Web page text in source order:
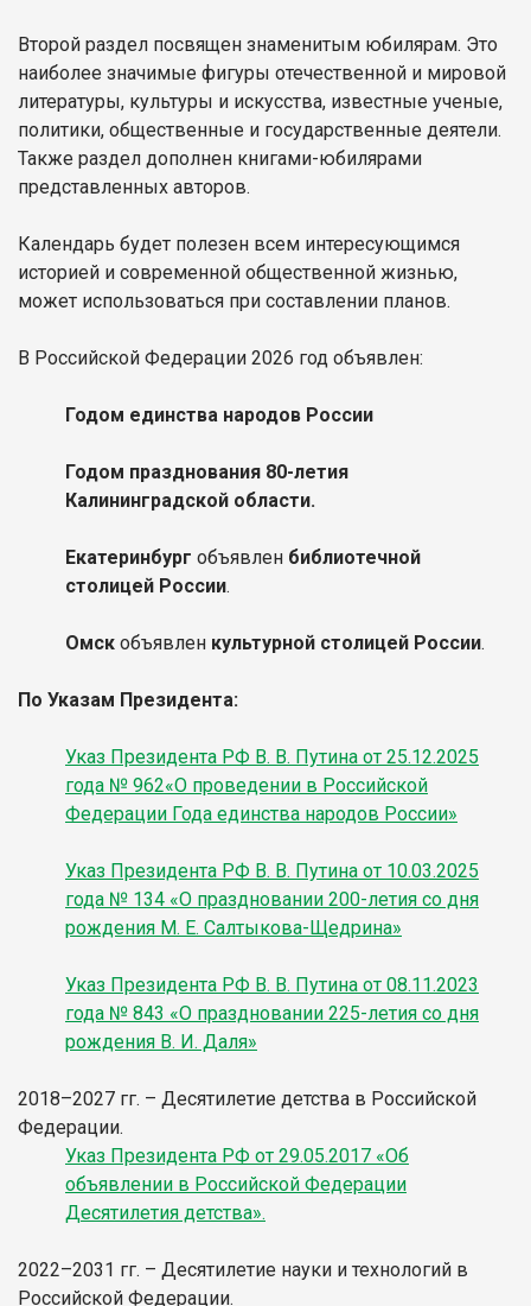
Второй раздел посвящен знаменитым юбилярам. Это
наиболее значимые фигуры отечественной и мировой
литературы, культуры и искусства, известные ученые,
политики, общественные и государственные деятели.
Также раздел дополнен книгами-юбилярами
представленных авторов.
Календарь будет полезен всем интересующимся
историей и современной общественной жизнью,
может использоваться при составлении планов.
В Российской Федерации 2026 год объявлен:
Годом единства народов России
Годом празднования 80-летия
Калининградской области.
Екатеринбург объявлен библиотечной
столицей России.
Омск объявлен культурной столицей России.
По Указам Президента:
Указ Президента РФ В. В. Путина от 25.12.2025
года № 962«О проведении в Российской
Федерации Года единства народов России»
Указ Президента РФ В. В. Путина от 10.03.2025
года № 134 «О праздновании 200-летия со дня
рождения М. Е. Салтыкова-Щедрина»
Указ Президента РФ В. В. Путина от 08.11.2023
года № 843 «О праздновании 225-летия со дня
рождения В. И. Даля»
2018–2027 гг. – Десятилетие детства в Российской
Федерации.
Указ Президента РФ от 29.05.2017 «Об
объявлении в Российской Федерации
Десятилетия детства».
2022–2031 гг. – Десятилетие науки и технологий в
Российской Федерации.